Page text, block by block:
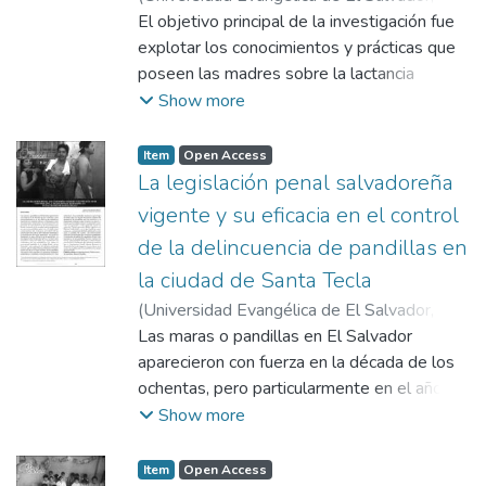
2004)Alvarado Díaz, Sonia Elizabeth;
Canales Aparicio, María Leonor
El objetivo principal de la investigación fue
explotar los conocimientos y prácticas que
poseen las madres sobre la lactancia
materna exclusiva y el destete temprana en
Unidad de Salud San Rafael Obrajuelo
Departamento de la Paz de enero a julio
2004.
Show more
Item Open Access
La legislación penal salvadoreña
vigente y su eficacia en el control
de la delincuencia de pandillas en
la ciudad de Santa Tecla
(Universidad Evangélica de El Salvador,
2005)Ramírez Baños, Gerald Ford;
Umanzor Guevara, Henry José
Las maras o pandillas en El Salvador
aparecieron con fuerza en la década de los
ochentas, pero particularmente en el año
2003 la ola criminal se manifestó en
decapitaciones, violaciones,
Show more
Item Open Access